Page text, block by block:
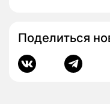
Поделиться